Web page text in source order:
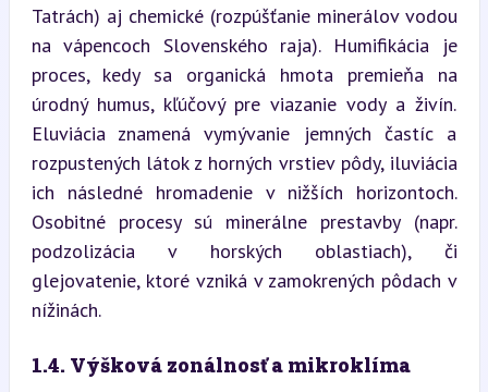
Tatrách) aj chemické (rozpúšťanie minerálov vodou
na vápencoch Slovenského raja). Humifikácia je
proces, kedy sa organická hmota premieňa na
úrodný humus, kľúčový pre viazanie vody a živín.
Eluviácia znamená vymývanie jemných častíc a
rozpustených látok z horných vrstiev pôdy, iluviácia
ich následné hromadenie v nižších horizontoch.
Osobitné procesy sú minerálne prestavby (napr.
podzolizácia v horských oblastiach), či
glejovatenie, ktoré vzniká v zamokrených pôdach v
nížinách.
1.4. Výšková zonálnosť a mikroklíma